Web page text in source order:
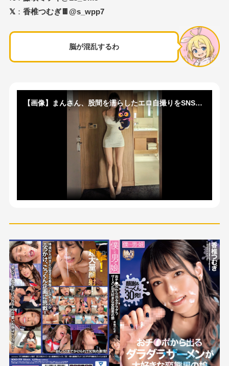
𝕏 ：香椎つむぎ🍫@s_wpp7
脳が混乱するわ
【画像】まんさん、股間を濡らしたエロ自撮りをSNSにあげるｗｗｗｗｗｗｗｗ